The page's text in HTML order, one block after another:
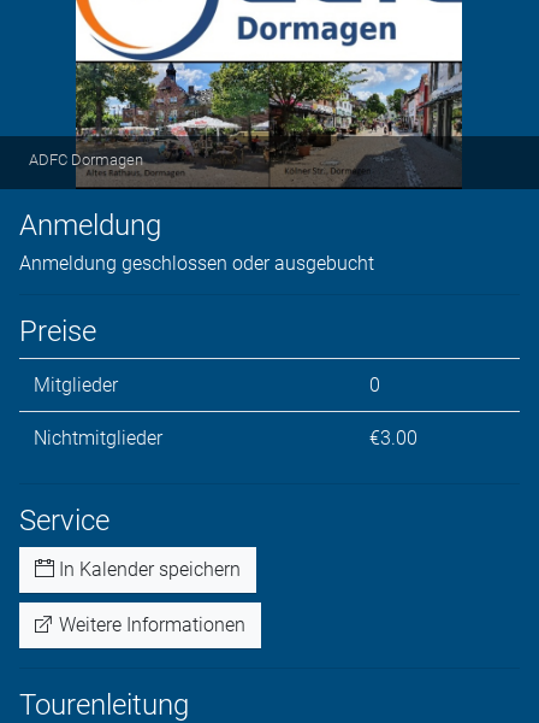
ADFC Dormagen
Anmeldung
Anmeldung geschlossen oder ausgebucht
Preise
Mitglieder 0
Nichtmitglieder €3.00
Service
In Kalender speichern
Weitere Informationen
Tourenleitung